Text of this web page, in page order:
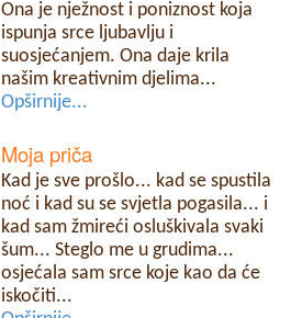
Ona je nježnost i poniznost koja
ispunja srce ljubavlju i
suosjećanjem. Ona daje krila
našim kreativnim djelima...
Opširnije...
Moja priča
Kad je sve prošlo... kad se spustila
noć i kad su se svjetla pogasila... i
kad sam žmireći osluškivala svaki
šum... Steglo me u grudima...
osjećala sam srce koje kao da će
iskočiti...